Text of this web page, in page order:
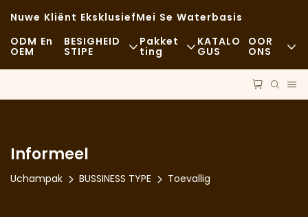
Nuwe Kliënt EksklusiefMei Se Waterbasis
ODM En
OEM
BESIGHEID
STIPE
Kafees En Koffiewinkels
Pakket
Ting
Tegnologie
KATALO
GUS
OOR
ONS
Informeel
Uchampak BUSSINESS TYPE Toevallig